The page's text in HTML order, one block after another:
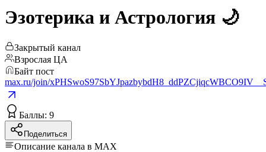
Эзотерика и Астрология 🌙
Закрытый канал
Взрослая ЦА
Байт пост
max.ru/join/
Баллы: 9
Поделиться
Описание канала в MAX